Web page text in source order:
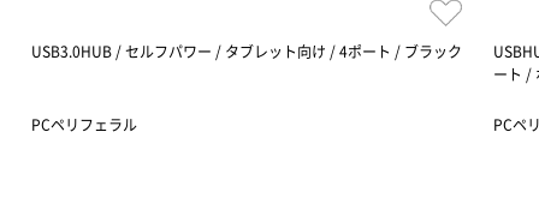
USB3.0HUB / セルフパワー / タブレット向け / 4ポート / ブラック
PCペリフェラル
ート /
PCペ